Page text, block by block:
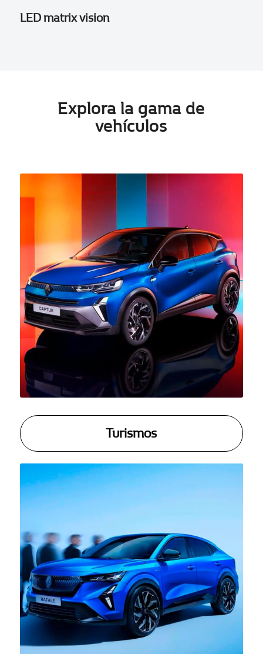
LED matrix vision
Explora la gama de
vehículos
Turismos